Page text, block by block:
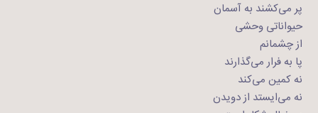
پر می‌کشند به آسمان
حیواناتی وحشی
از چشمانم
پا به فرار می‌گذارند
نه کمین می‌کند
نه می‌ایستد از دویدن